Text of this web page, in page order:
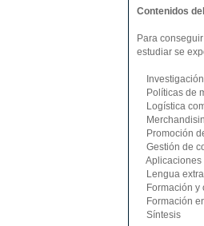
Contenidos
Para
estudiar se
Investigación
Políticas de
Logística
Promoción
Gestión de
Aplicaciones
Lengua
Formación y
Formación
Síntesis